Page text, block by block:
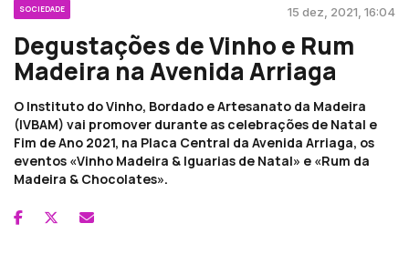
SOCIEDADE 15 dez, 2021, 16:04
Degustações de Vinho e Rum
Madeira na Avenida Arriaga
O Instituto do Vinho, Bordado e Artesanato da Madeira
(IVBAM) vai promover durante as celebrações de Natal e
Fim de Ano 2021, na Placa Central da Avenida Arriaga, os
eventos «Vinho Madeira & Iguarias de Natal» e «Rum da
Madeira & Chocolates».